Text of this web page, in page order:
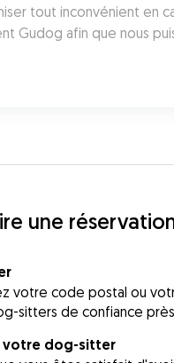
tout inconvénient en
Gudog afin que nous
une
votre code postal ou
sitters de confiance
votre dog-sitter